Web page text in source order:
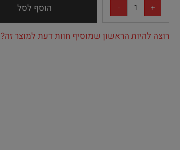
הוסף לסל
רוצה להיות הראשון שמוסיף חוות דעת למוצר זה?